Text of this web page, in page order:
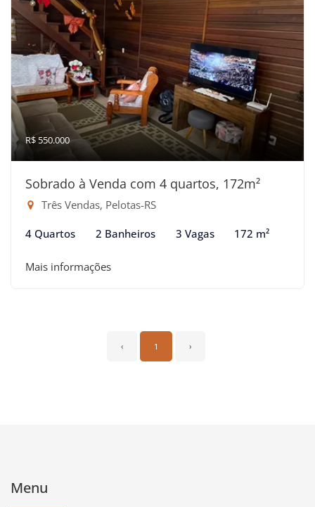
R$ 550.000
Sobrado à Venda com 4 quartos, 172m²
Três Vendas, Pelotas-RS
4 Quartos 2 Banheiros 3 Vagas 172 m²
Mais informações
‹ 1 ›
Menu